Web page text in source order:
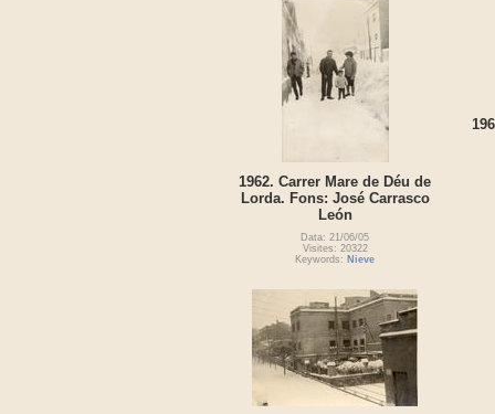
1962. Carrer Mare de Déu de
Lorda. Fons: José Carrasco
León
Data: 21/06/05
Visites: 20322
Keywords: Nieve